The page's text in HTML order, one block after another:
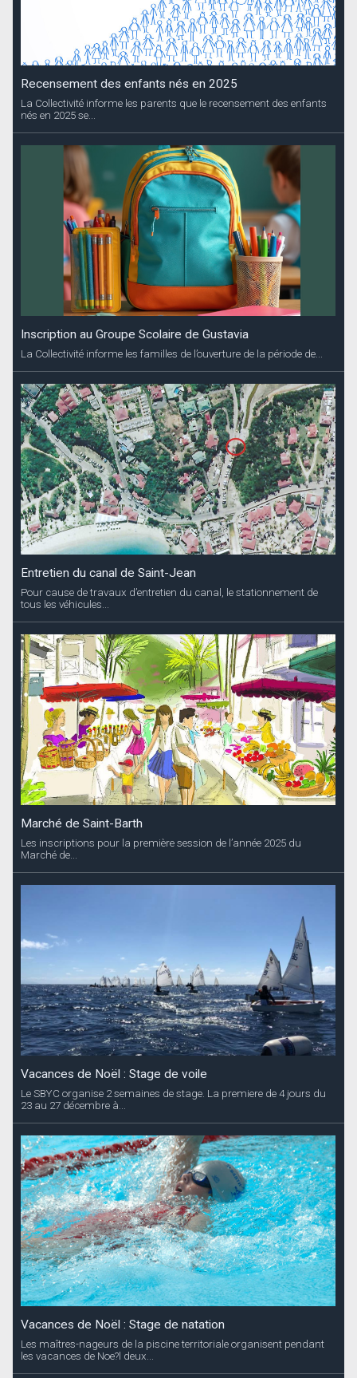
Recensement des enfants nés en 2025
La Collectivité informe les parents que le recensement des enfants
nés en 2025 se...
Inscription au Groupe Scolaire de Gustavia
La Collectivité informe les familles de l’ouverture de la période de...
Entretien du canal de Saint-Jean
Pour cause de travaux d’entretien du canal, le stationnement de
tous les véhicules...
Marché de Saint-Barth
Les inscriptions pour la première session de l’année 2025 du
Marché de...
Vacances de Noël : Stage de voile
Le SBYC organise 2 semaines de stage. La premiere de 4 jours du
23 au 27 décembre à...
Vacances de Noël : Stage de natation
Les maîtres-nageurs de la piscine territoriale organisent pendant
les vacances de Noe?l deux...